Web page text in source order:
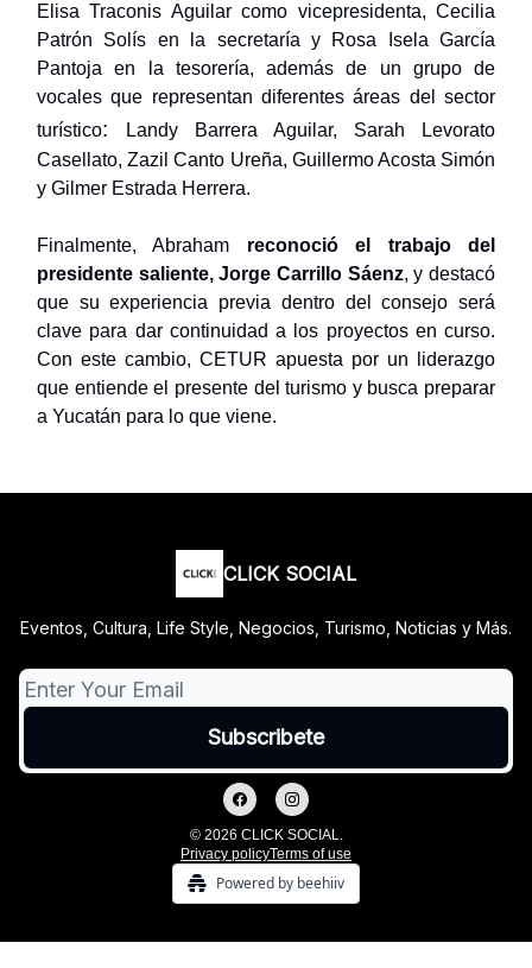
Elisa Traconis Aguilar como vicepresidenta, Cecilia
Patrón Solís en la secretaría y Rosa Isela García
Pantoja en la tesorería, además de un grupo de
vocales que representan diferentes áreas del sector
turístico:
Landy Barrera Aguilar, Sarah Levorato
Casellato, Zazil Canto Ureña, Guillermo Acosta Simón
y Gilmer Estrada Herrera.
Finalmente, Abraham reconoció el trabajo del
presidente saliente, Jorge Carrillo Sáenz, y destacó
que su experiencia previa dentro del consejo será
clave para dar continuidad a los proyectos en curso.
Con este cambio, CETUR apuesta por un liderazgo
que entiende el presente del turismo y busca preparar
a Yucatán para lo que viene.
CLICK SOCIAL
Eventos, Cultura, Life Style, Negocios, Turismo, Noticias y Más.
© 2026 CLICK SOCIAL.
Privacy policyTerms of use
Powered by beehiiv